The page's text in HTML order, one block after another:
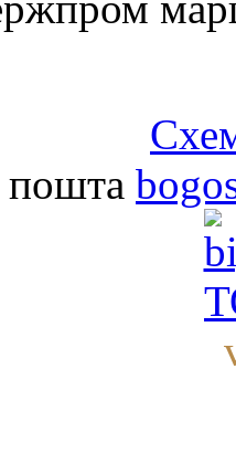
пошта